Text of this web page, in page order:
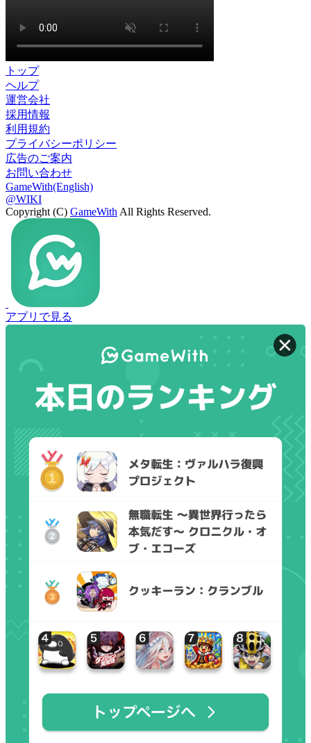
トップ
ヘルプ
運営会社
採用情報
利用規約
プライバシーポリシー
広告のご案内
お問い合わせ
GameWith(English)
@WIKI
Copyright (C) GameWith All Rights Reserved.
アプリで見る